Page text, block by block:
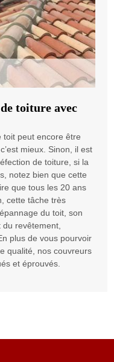
toiture avec
toit peut encore être
mieux. Sinon, il est
de toiture, si la
notez bien que cette
que tous les 20 ans
cette tâche très
du toit, son
du revêtement,
plus de vous pourvoir
qualité, nos couvreurs
et éprouvés.